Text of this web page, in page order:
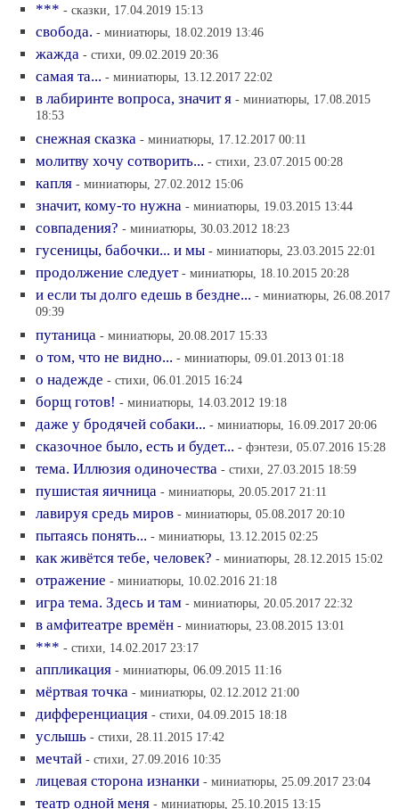
*** - сказки, 17.04.2019 15:13
свобода. - миниатюры, 18.02.2019 13:46
жажда - стихи, 09.02.2019 20:36
самая та... - миниатюры, 13.12.2017 22:02
в лабиринте вопроса, значит я - миниатюры, 17.08.2015
18:53
снежная сказка - миниатюры, 17.12.2017 00:11
молитву хочу сотворить... - стихи, 23.07.2015 00:28
капля - миниатюры, 27.02.2012 15:06
значит, кому-то нужна - миниатюры, 19.03.2015 13:44
совпадения? - миниатюры, 30.03.2012 18:23
гусеницы, бабочки... и мы - миниатюры, 23.03.2015 22:01
продолжение следует - миниатюры, 18.10.2015 20:28
и если ты долго едешь в бездне... - миниатюры, 26.08.2017
09:39
путаница - миниатюры, 20.08.2017 15:33
о том, что не видно... - миниатюры, 09.01.2013 01:18
о надежде - стихи, 06.01.2015 16:24
борщ готов! - миниатюры, 14.03.2012 19:18
даже у бродячей собаки... - миниатюры, 16.09.2017 20:06
сказочное было, есть и будет... - фэнтези, 05.07.2016 15:28
тема. Иллюзия одиночества - стихи, 27.03.2015 18:59
пушистая яичница - миниатюры, 20.05.2017 21:11
лавируя средь миров - миниатюры, 05.08.2017 20:10
пытаясь понять... - миниатюры, 13.12.2015 02:25
как живётся тебе, человек? - миниатюры, 28.12.2015 15:02
отражение - миниатюры, 10.02.2016 21:18
игра тема. Здесь и там - миниатюры, 20.05.2017 22:32
в амфитеатре времён - миниатюры, 23.08.2015 13:01
*** - стихи, 14.02.2017 23:17
аппликация - миниатюры, 06.09.2015 11:16
мёртвая точка - миниатюры, 02.12.2012 21:00
дифференциация - стихи, 04.09.2015 18:18
услышь - стихи, 28.11.2015 17:42
мечтай - стихи, 27.09.2016 10:35
лицевая сторона изнанки - миниатюры, 25.09.2017 23:04
театр одной меня - миниатюры, 25.10.2015 13:15